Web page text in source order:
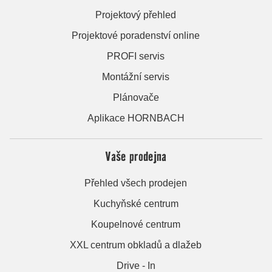
Projektový přehled
Projektové poradenství online
PROFI servis
Montážní servis
Plánovače
Aplikace HORNBACH
Vaše prodejna
Přehled všech prodejen
Kuchyňské centrum
Koupelnové centrum
XXL centrum obkladů a dlažeb
Drive - In